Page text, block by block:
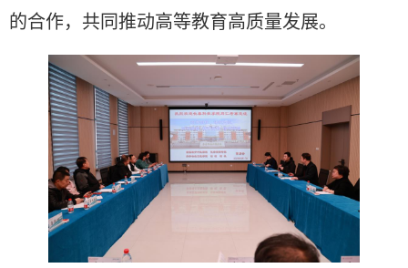
的合作，共同推动高等教育高质量发展。